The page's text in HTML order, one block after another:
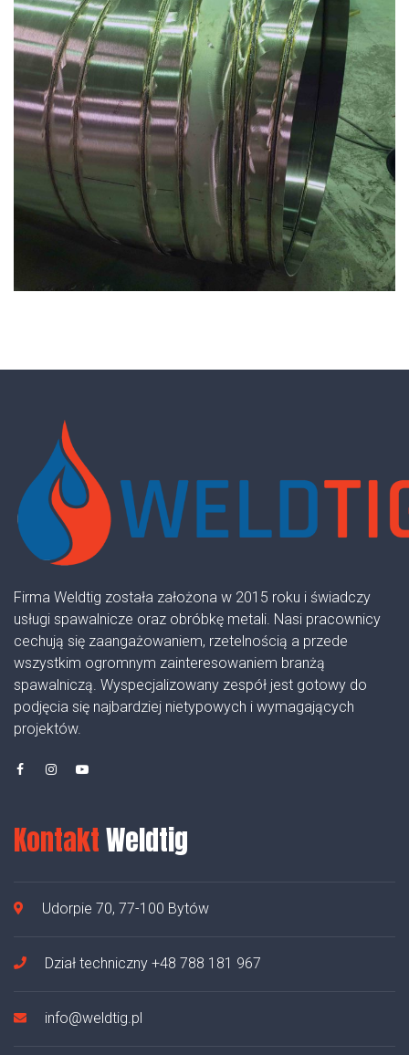
Firma Weldtig została założona w 2015 roku i świadczy
usługi spawalnicze oraz obróbkę metali. Nasi pracownicy
cechują się zaangażowaniem, rzetelnością a przede
wszystkim ogromnym zainteresowaniem branżą
spawalniczą. Wyspecjalizowany zespół jest gotowy do
podjęcia się najbardziej nietypowych i wymagających
projektów.
KontaktWeldtig
Udorpie 70, 77-100 Bytów
Dział techniczny +48 788 181 967
info@weldtig.pl